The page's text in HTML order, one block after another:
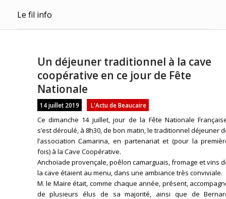
Le fil info
Un déjeuner traditionnel à la cave
coopérative en ce jour de Fête
Nationale
14 juillet 2019 L'Actu de Beaucaire
Ce dimanche 14 juillet, jour de la Fête Nationale
s’est déroulé, à 8h30, de bon matin, le traditionnel déjeuner
l’association Camarina, en partenariat et (pour la
fois) à la Cave Coopérative.
Anchoïade provençale, poêlon camarguais, fromage et vins
la cave étaient au menu, dans une ambiance très conviviale.
M. le Maire était, comme chaque année, présent,
de plusieurs élus de sa majorité, ainsi que de